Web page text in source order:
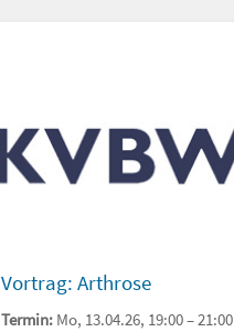
Vortrag: Arthrose
Termin: Mo, 13.04.26, 19:00 – 21:00